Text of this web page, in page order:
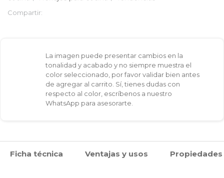
con
18
Extraíbles
deslizantes
con
Compartir:
La imagen puede presentar cambios en la
tonalidad y acabado y no siempre muestra el
color seleccionado, por favor validar bien antes
de agregar al carrito. Sí, tienes dudas con
respecto al color, escríbenos a nuestro
WhatsApp para asesorarte.
Ficha técnica Ventajas y usos Propiedades